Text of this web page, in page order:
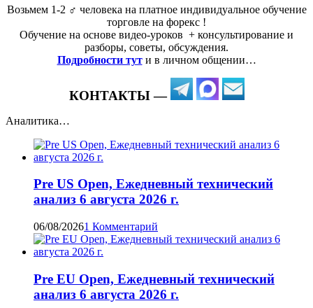
Возьмем 1-2 ‍♂️ человека на платное индивидуальное обучение
торговле на форекс !
Обучение на основе видео-уроков ️ + консультирование и
разборы, советы, обсуждения.
Подробности тут и в личном общении…
КОНТАКТЫ —
Аналитика…
Pre US Open, Ежедневный технический
анализ 6 августа 2026 г.
06/08/20261 Комментарий
Pre EU Open, Ежедневный технический
анализ 6 августа 2026 г.